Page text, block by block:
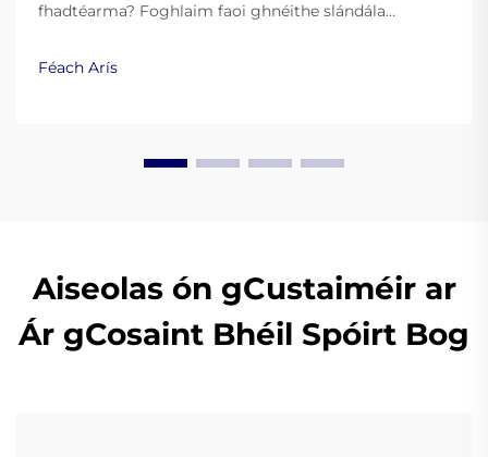
fhadtéarma? Foghlaim faoi ghnéithe slándála
suaimhneachta le haghaidh gléasanna oíche chun
snó a chosc. Foghlaim níos mó.
Féach Arís
Aiseolas ón gCustaiméir ar
Ár gCosaint Bhéil Spóirt Bog